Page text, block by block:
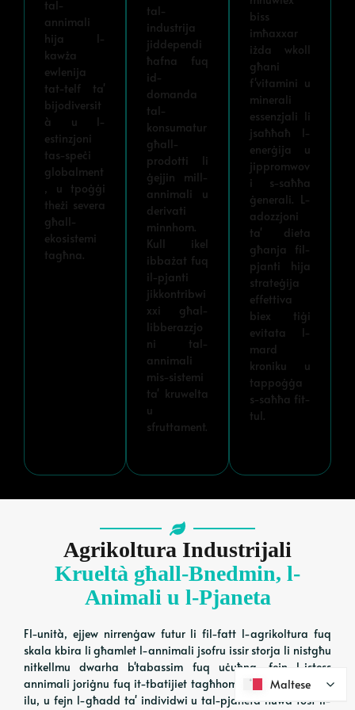
tal-
annimali
hija l-
kawża
ewlenija
tat-telf ta'
bijodiversit
à u l-
estinzjoni
tas-speċi
globalment
, u tpoġġi
theżi severa
għall-
ekosistemi
tagħna.
tal-
industrija
jiddependi
ħafna fuq
id-
domanda
tal-
konsumatur
għall-
prodotti li
ġejjin mill-
annimali u
derivati
minnhom.
Kull ikel
ibbażat fuq
il-pjanti
jikkontribwi
xxi għal-
libberazzjo
ni tal-
annimali
mis-sistemi
ta' kruwelta
u
sfruttament.
biss
imħaxxar
iżda wkoll
għani
f'vitamini u
minerali
essenzjali li
jsaħħaħ l-
enerġija u
jippromwov
i s-saħħa
ġenerali. L-
adozzjoni
ta' dieta
għanja fil-
pjanti hija
strateġija
effettiva
biex tiġi
evitata l-
mard
kroniku u
tappoġġa
s-saħħa fit-
tul.
Agrikoltura Industrijali
Krueltà għall-Bnedmin, l-
Animali u l-Pjaneta
Fl-unità, ejjew nirrenġaw futur li fil-fatt l-agrikoltura fuq
skala kbira li għamlet l-annimali jsofru issir storja li nistgħu
nitkellmu dwarha b'tabassim fuq uċuħna, fejn l-istess
annimali joriġnu fuq it-tbatijiet tagħhom li ġraw żmien twil
ilu, u fejn l-għadd ta' individwi u tal-pjaneta huwa fost il-
Maltese
Maltese